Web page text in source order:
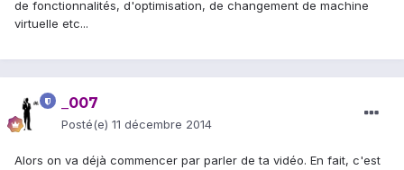
de fonctionnalités, d'optimisation, de changement de machine
virtuelle etc...
_007
Posté(e) 11 décembre 2014
Alors on va déjà commencer par parler de ta vidéo. En fait, c'est